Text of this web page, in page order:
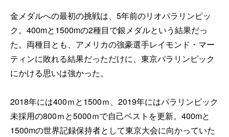
金メダルへの最初の挑戦は、5年前のリオパラリンピッ
ク。400mと1500mの2種目で銀メダルという結果だっ
た。両種目とも、アメリカの強豪選手レイモンド・マー
ティンに敗れる結果だっただけに、東京パラリンピック
にかける思いは強かった。
2018年には400ｍと1500ｍ、2019年にはパラリンピック
未採用の800ｍと5000ｍで自己ベストを更新。400mと
1500mの世界記録保持者として東京大会に向かっていた